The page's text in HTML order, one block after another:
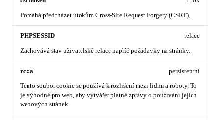
Pomáhá předcházet útokům Cross-Site Request Forgery (CSRF).
PHPSESSID
Zachovává stav uživatelské relace napříč požadavky na stránky.
relace
rc::a
Tento soubor cookie se používá k rozlišení mezi lidmi a roboty. To
je výhodné pro web, aby vytvářet platné zprávy o používání jejich
webových stránek.
persistentní